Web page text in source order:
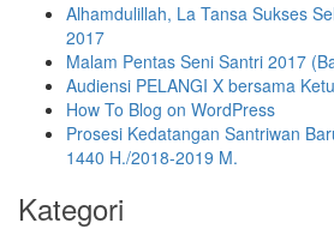
Alhamdulillah, La Tansa Sukses
2017
Malam Pentas Seni Santri 2017
Audiensi PELANGI X bersama
How To Blog on WordPress
Prosesi Kedatangan Santriwan
1440 H./2018-2019 M.
Kategori